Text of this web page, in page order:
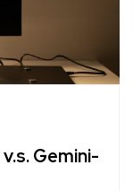
Gemini-